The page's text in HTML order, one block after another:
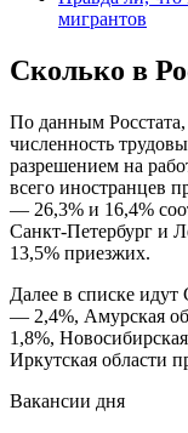
мигрантов
Сколько в
По данным Росстата,
численность
разрешением на
всего иностранцев
— 26,3% и 16,4%
Санкт-Петербург и
13,5% приезжих.
Далее в списке идут
— 2,4%, Амурская
1,8%,
Иркутская области
Вакансии дня